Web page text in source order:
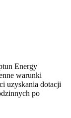
Energy
warunki
uzyskania dotacji
po